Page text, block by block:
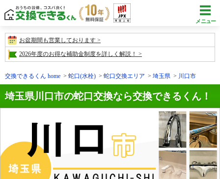
メニュー
お盆期間も営業しております
2026年度のお得な補助金制度を詳しく解説！
交換できるくん home 蛇口(水栓) 蛇口交換エリア 埼玉県 川口市
埼玉県川口市の蛇口交換なら交換できるくん！